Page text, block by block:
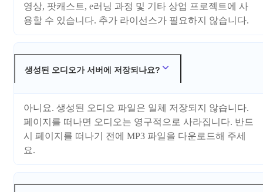
영상, 팟캐스트, e러닝 과정 및 기타 상업 프로젝트에 사
용할 수 있습니다. 추가 라이선스가 필요하지 않습니다.
생성된 오디오가 서버에 저장되나요?
아니요. 생성된 오디오 파일은 일체 저장되지 않습니다.
페이지를 떠나면 오디오는 영구적으로 사라집니다. 반드
시 페이지를 떠나기 전에 MP3 파일을 다운로드해 주세
요.